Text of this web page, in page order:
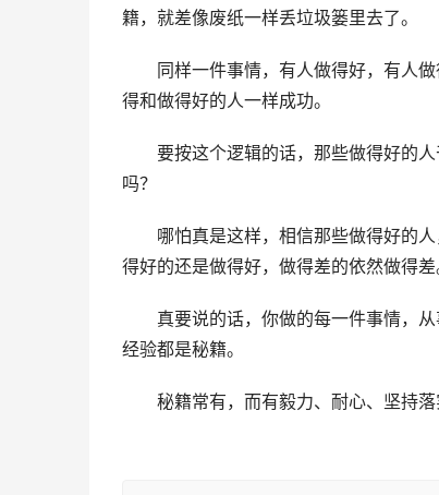
籍，就差像废纸一样丢垃圾篓里去了。
同样一件事情，有人做得好，有人做
得和做得好的人一样成功。
要按这个逻辑的话，那些做得好的人
吗？
哪怕真是这样，相信那些做得好的人
得好的还是做得好，做得差的依然做得差
真要说的话，你做的每一件事情，从
经验都是秘籍。
秘籍常有，而有毅力、耐心、坚持落